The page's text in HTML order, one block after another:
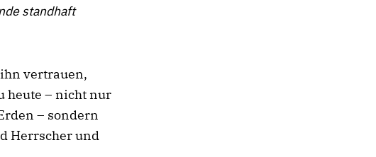
standhaft
vertrauen,
heute – nicht nur
– sondern
Herrscher und